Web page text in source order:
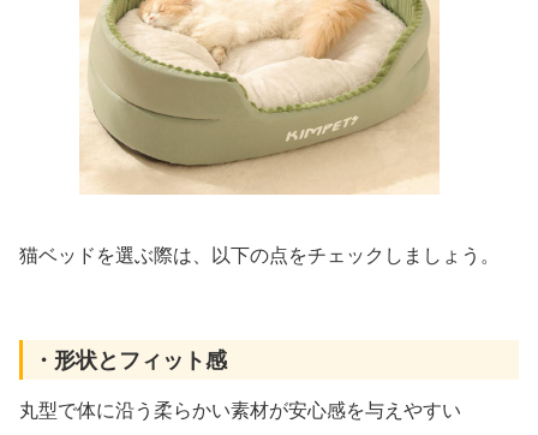
猫ベッドを選ぶ際は、以下の点をチェックしましょう。
・形状とフィット感
丸型で体に沿う柔らかい素材が安心感を与えやすい